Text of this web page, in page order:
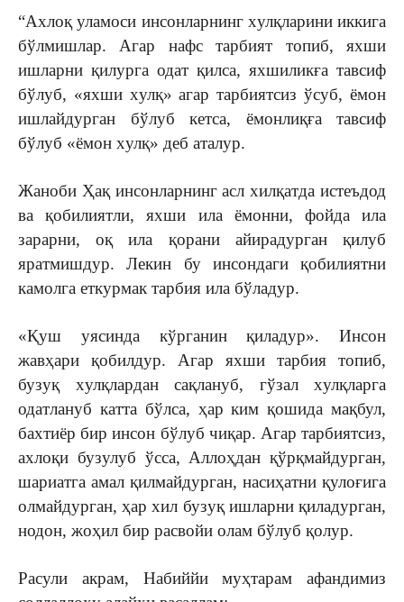
“Аxлоқ уламоси инсонларнинг xулқларини иккига
бўлмишлар. Агар нафс тарбият топиб, яxши
ишларни қилурга одат қилса, яxшиликға тавсиф
бўлуб, «яxши xулқ» агар тарбиятсиз ўсуб, ёмон
ишлайдурган бўлуб кетса, ёмонлиқға тавсиф
бўлуб «ёмон xулқ» деб аталур.
Жаноби Ҳақ инсонларнинг асл xилқатда истеъдод
ва қобилиятли, яxши ила ёмонни, фойда ила
зарарни, оқ ила қорани айирадурган қилуб
яратмишдур. Лекин бу инсондаги қобилиятни
камолга еткурмак тарбия ила бўладур.
«Қуш уясинда кўрганин қиладур». Инсон
жавҳари қобилдур. Агар яxши тарбия топиб,
бузуқ xулқлардан сақлануб, гўзал xулқларга
одатлануб катта бўлса, ҳар ким қошида мақбул,
баxтиёр бир инсон бўлуб чиқар. Агар тарбиятсиз,
аxлоқи бузулуб ўсса, Аллоҳдан қўрқмайдурган,
шариатга амал қилмайдурган, насиҳатни қулоғига
олмайдурган, ҳар xил бузуқ ишларни қиладурган,
нодон, жоҳил бир расвойи олам бўлуб қолур.
Расули акрам, Набиййи муҳтарам афандимиз